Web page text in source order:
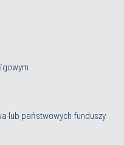
lub państwowych funduszy